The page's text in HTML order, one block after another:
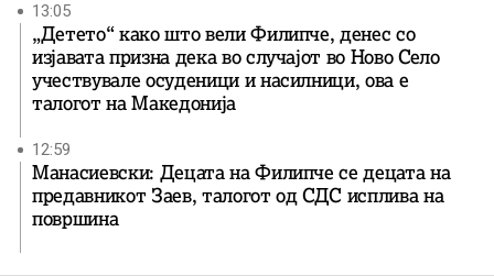
13:05
„Детето“ како што вели Филипче, денес со
изјавата призна дека во случајот во Ново Село
учествувале осуденици и насилници, ова е
талогот на Македонија
12:59
Манасиевски: Децата на Филипче се децата на
предавникот Заев, талогот од СДС исплива на
површина